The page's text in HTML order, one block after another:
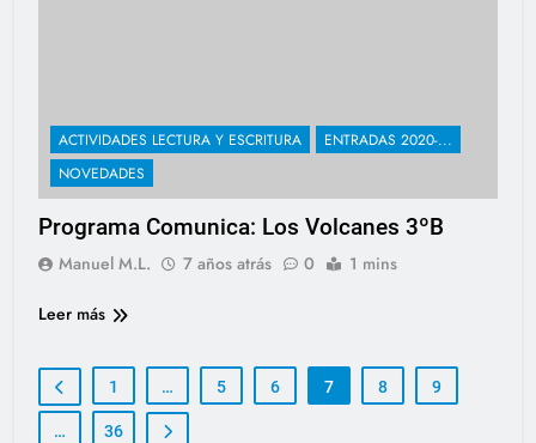
ACTIVIDADES LECTURA Y ESCRITURA
ENTRADAS 2020-...
NOVEDADES
Programa Comunica: Los Volcanes 3ºB
Manuel M.L. 7 años atrás 0 1 mins
Leer más
1 … 5 6 7 8 9
… 36